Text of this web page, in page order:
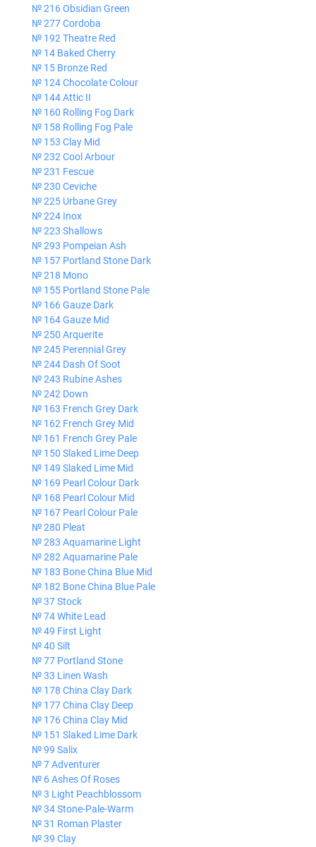
№ 216 Obsidian Green
№ 277 Cordoba
№ 192 Theatre Red
№ 14 Baked Cherry
№ 15 Bronze Red
№ 124 Chocolate Colour
№ 144 Attic II
№ 160 Rolling Fog Dark
№ 158 Rolling Fog Pale
№ 153 Clay Mid
№ 232 Cool Arbour
№ 231 Fescue
№ 230 Ceviche
№ 225 Urbane Grey
№ 224 Inox
№ 223 Shallows
№ 293 Pompeian Ash
№ 157 Portland Stone Dark
№ 218 Mono
№ 155 Portland Stone Pale
№ 166 Gauze Dark
№ 164 Gauze Mid
№ 250 Arquerite
№ 245 Perennial Grey
№ 244 Dash Of Soot
№ 243 Rubine Ashes
№ 242 Down
№ 163 French Grey Dark
№ 162 French Grey Mid
№ 161 French Grey Pale
№ 150 Slaked Lime Deep
№ 149 Slaked Lime Mid
№ 169 Pearl Colour Dark
№ 168 Pearl Colour Mid
№ 167 Pearl Colour Pale
№ 280 Pleat
№ 283 Aquamarine Light
№ 282 Aquamarine Pale
№ 183 Bone China Blue Mid
№ 182 Bone China Blue Pale
№ 37 Stock
№ 74 White Lead
№ 49 First Light
№ 40 Silt
№ 77 Portland Stone
№ 33 Linen Wash
№ 178 China Clay Dark
№ 177 China Clay Deep
№ 176 China Clay Mid
№ 151 Slaked Lime Dark
№ 99 Salix
№ 7 Adventurer
№ 6 Ashes Of Roses
№ 3 Light Peachblossom
№ 34 Stone-Pale-Warm
№ 31 Roman Plaster
№ 39 Clay